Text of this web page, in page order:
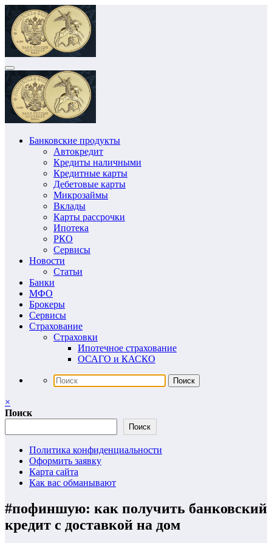
Перейти
содержимому
Банковские продукты
Автокредит
Кредиты наличными
Кредитные карты
Дебетовые карты
Микрозаймы
Вклады
Карты рассрочки
Ипотека
РКО
Сервисы
Новости
Статьи
Банки
МФО
Брокеры
Сервисы
Страхование
Страховки
Ипотечное страхование
ОСАГО и КАСКО
×
Поиск
Поиск
Политика конфиденциальности
Оформить заявку
Карта сайта
Как вас обманывают
#пофиншую: как получить банковский
кредит с доставкой на дом